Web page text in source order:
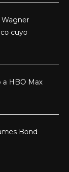
Wagner
cuyo
a HBO Max
Bond